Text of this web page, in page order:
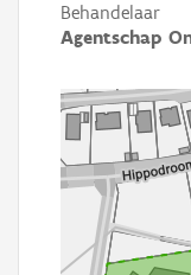
Behandelaar
Agentschap